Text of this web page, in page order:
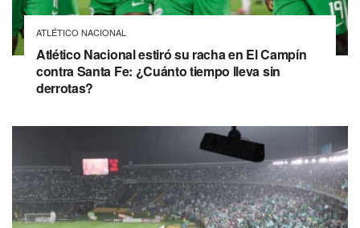
ATLÉTICO NACIONAL
Atlético Nacional estiró su racha en El Campín
contra Santa Fe: ¿Cuánto tiempo lleva sin
derrotas?